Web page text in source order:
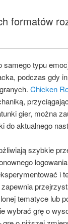
formatów
typu
podczas gdy
Chicken
gier, można
do aktualnego
szybkie
i
tematyce lub
wybrać grę o